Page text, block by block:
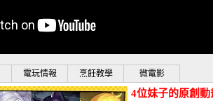
電玩情報 烹飪教學 微電影
4位妹子的原創